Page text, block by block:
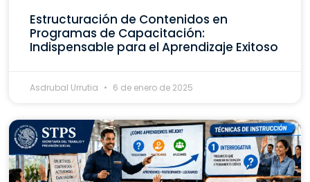
Estructuración de Contenidos en
Programas de Capacitación:
Indispensable para el Aprendizaje Exitoso
Asdrubal Urrutia 6 de enero de 2025